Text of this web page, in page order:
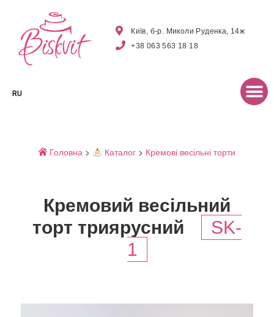
Київ, б-р. Миколи Руденка, 14ж
+38 063 563 18 18
RU
Головна > Каталог> Кремові весільні торти
Кремовий весільний
торт триярусний
SK-
1